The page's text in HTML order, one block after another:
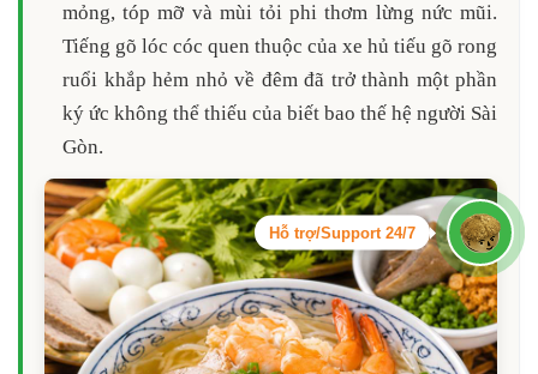
mỏng, tóp mỡ và mùi tỏi phi thơm lừng nức mũi.
Tiếng gõ lóc cóc quen thuộc của xe hủ tiếu gõ rong
ruổi khắp hẻm nhỏ về đêm đã trở thành một phần
ký ức không thể thiếu của biết bao thế hệ người Sài
Gòn.
Hỗ trợ/Support 24/7